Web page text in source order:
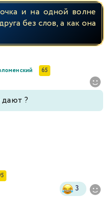
и на одной волне
без слов, а как она
65
дают ?
3